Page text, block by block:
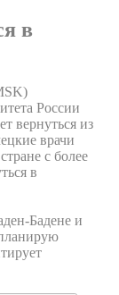
в
России
вернуться из
врачи
с более
в
Бадене и